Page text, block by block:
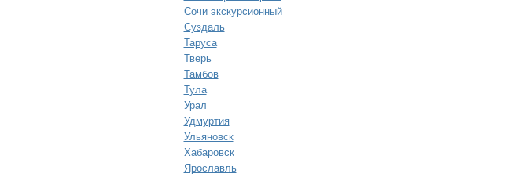
Сочи экскурсионный
Суздаль
Таруса
Тверь
Тамбов
Тула
Урал
Удмуртия
Ульяновск
Хабаровск
Ярославль